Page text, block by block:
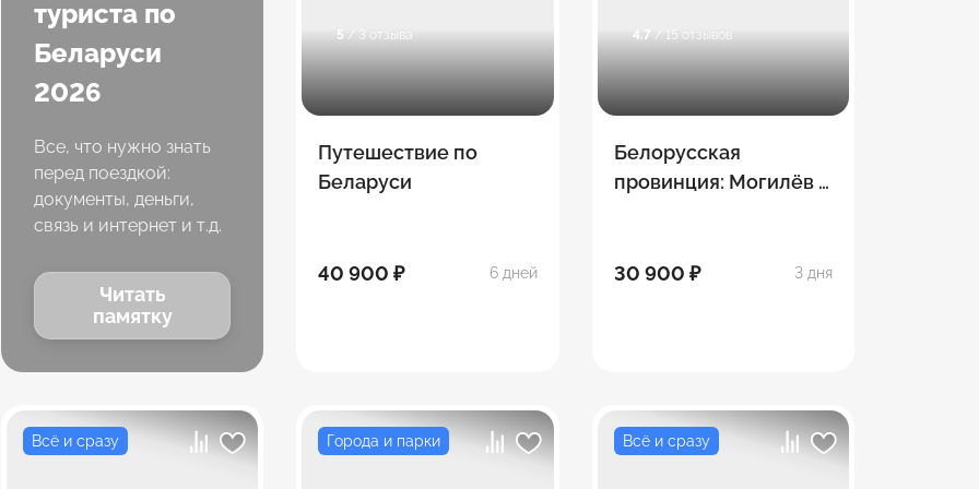
туриста по
Беларуси
2026
Все, что нужно знать
перед поездкой:
документы, деньги,
связь и интернет и т.д.
Читать
памятку
5 / 3 отзыва
Путешествие по
Беларуси
40 900 ₽ 6 дней
4.7/ 15 отзывов
Белорусская
провинция: Могилёв –
30 900 ₽ 3 дня
Всё и сразу Города и парки Всё и сразу